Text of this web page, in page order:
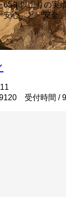
年以上りの実
心」と「安全
受付時間 /